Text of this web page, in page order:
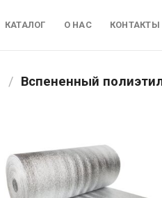
КАТАЛОГ О НАС КОНТАКТЫ
/ Вспененный